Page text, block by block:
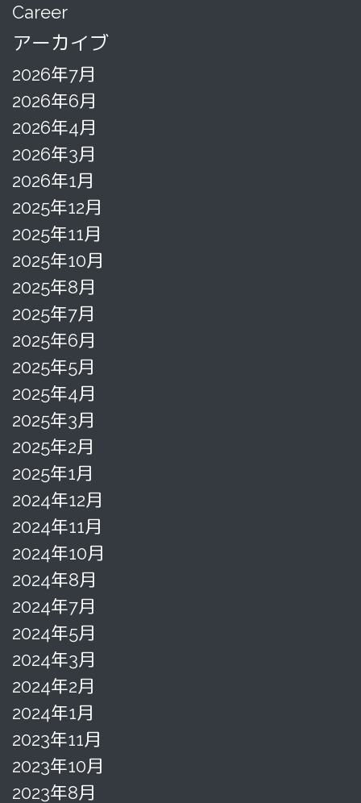
Career
アーカイブ
2026年7月
2026年6月
2026年4月
2026年3月
2026年1月
2025年12月
2025年11月
2025年10月
2025年8月
2025年7月
2025年6月
2025年5月
2025年4月
2025年3月
2025年2月
2025年1月
2024年12月
2024年11月
2024年10月
2024年8月
2024年7月
2024年5月
2024年3月
2024年2月
2024年1月
2023年11月
2023年10月
2023年8月